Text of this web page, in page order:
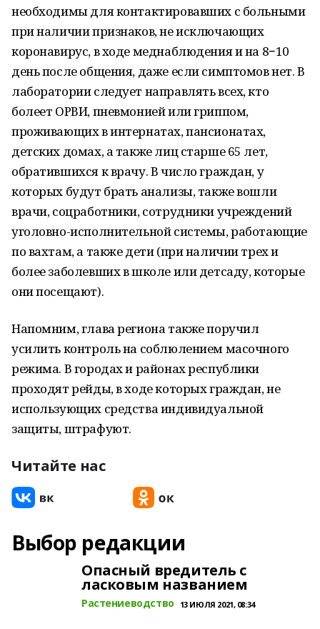
необходимы для контактировавших с больными
при наличии признаков, не исключающих
коронавирус, в ходе меднаблюдения и на 8−10
день после общения, даже если симптомов нет. В
лаборатории следует направлять всех, кто
болеет ОРВИ, пневмонией или гриппом,
проживающих в интернатах, пансионатах,
детских домах, а также лиц старше 65 лет,
обратившихся к врачу. В число граждан, у
которых будут брать анализы, также вошли
врачи, соцработники, сотрудники учреждений
уголовно-исполнительной системы, работающие
по вахтам, а также дети (при наличии трех и
более заболевших в школе или детсаду, которые
они посещают).
Напомним, глава региона также поручил
усилить контроль на соблюлением масочного
режима. В городах и районах республики
проходят рейды, в ходе которых граждан, не
использующих средства индивидуальной
защиты, штрафуют.
Читайте нас
Выбор редакции
Опасный вредитель с
ласковым названием
Растениеводство 13 ИЮЛЯ 2021, 08:34